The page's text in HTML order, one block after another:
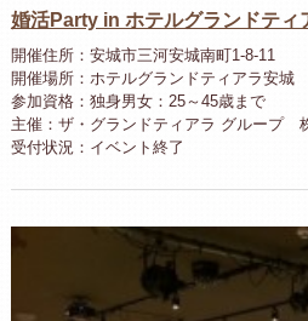
婚活Party in ホテルグランドティ
開催住所：安城市三河安城南町1-8-11
開催場所：ホテルグランドティアラ安城
参加資格：独身男女：25～45歳まで
主催：ザ・グランドティアラ グループ
受付状況：イベント終了